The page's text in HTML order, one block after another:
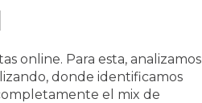
online. Para esta, analizamos
donde identificamos
el mix de